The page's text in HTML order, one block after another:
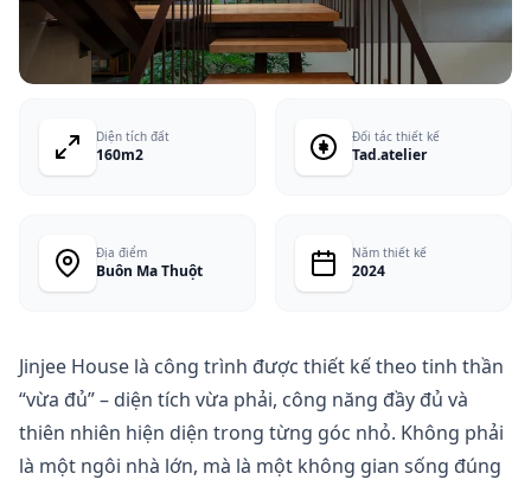
Diện tích đất
160m2
Đối tác thiết kế
Tad.atelier
Địa điểm
Buôn Ma Thuột
Năm thiết kế
2024
Jinjee House là công trình được thiết kế theo tinh thần
“vừa đủ” – diện tích vừa phải, công năng đầy đủ và
thiên nhiên hiện diện trong từng góc nhỏ. Không phải
là một ngôi nhà lớn, mà là một không gian sống đúng